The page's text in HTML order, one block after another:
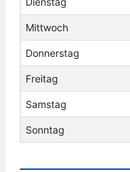
Mittwoch
Donnerstag
Freitag
Samstag
Sonntag